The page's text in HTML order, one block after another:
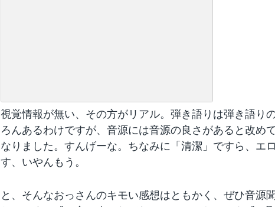
視覚情報が無い、その方がリアル。弾き語りは弾き語り
ろんあるわけですが、音源には音源の良さがあると改め
なりました。すんげーな。ちなみに「清潔」ですら、エ
す、いやんもう。
と、そんなおっさんのキモい感想はともかく、ぜひ音源